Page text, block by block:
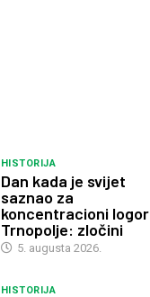
HISTORIJA
Dan kada je svijet
saznao za
koncentracioni logor
Trnopolje: zločini
5. augusta 2026.
HISTORIJA